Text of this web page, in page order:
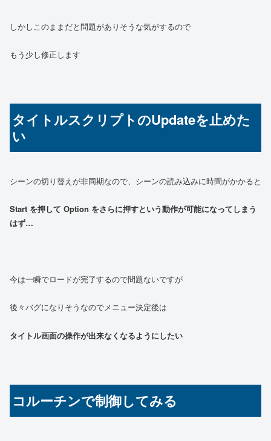
しかしこのままだと問題がありそうな気がするので
もう少し修正します
タイトルスクリプトのUpdateを止めた
い
シーンの切り替えが非同期なので、シーンの読み込みに時間がかかると
Start を押して Option をさらに押すという動作が可能になってしまう
はず…
今は一瞬でロードが完了するので問題ないですが
後々バグになりそうなのでメニュー決定後は
タイトル画面の操作が出来なくなるようにしたい
コルーチンで制御してみる